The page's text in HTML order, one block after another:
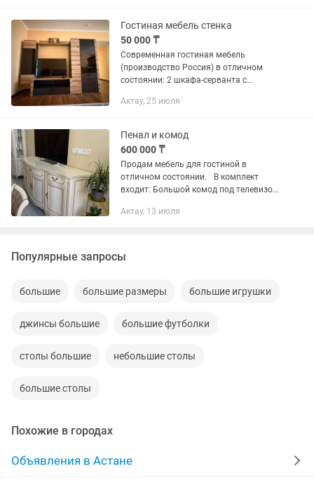
любого...
Гостиная мебель стенка
50 000 ₸
Современная гостиная мебель
(производство Россия) в отличном
состоянии: 2 шкафа-серванта с
тумба под телевизор с с выдвижными
Актау, 25 июля
Пенал и комод
600 000 ₸
Продам мебель для гостиной в
отличном состоянии. В комплект
входит: Большой комод под телевизор
два вместительных пенала для
Актау, 13 июля
Популярные запросы
большие большие размеры большие игрушки
джинсы большие большие футболки
столы большие небольшие столы
большие столы
Похожие в городах
Объявления в Астане